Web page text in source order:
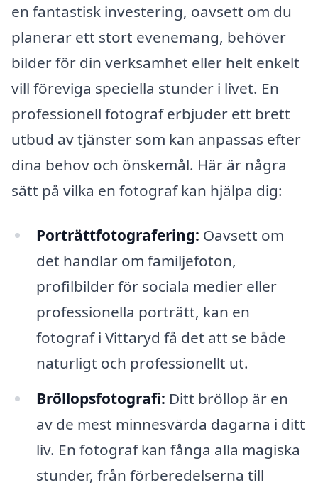
en fantastisk investering, oavsett om du
planerar ett stort evenemang, behöver
bilder för din verksamhet eller helt enkelt
vill föreviga speciella stunder i livet. En
professionell fotograf erbjuder ett brett
utbud av tjänster som kan anpassas efter
dina behov och önskemål. Här är några
sätt på vilka en fotograf kan hjälpa dig:
Porträttfotografering: Oavsett om
det handlar om familjefoton,
profilbilder för sociala medier eller
professionella porträtt, kan en
fotograf i Vittaryd få det att se både
naturligt och professionellt ut.
Bröllopsfotografi: Ditt bröllop är en
av de mest minnesvärda dagarna i ditt
liv. En fotograf kan fånga alla magiska
stunder, från förberedelserna till